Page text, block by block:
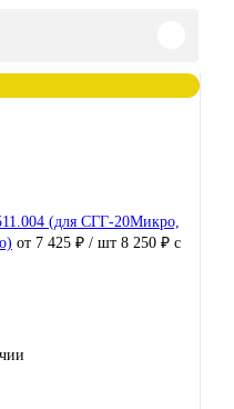
(для СГГ-20Микро,
от 7 425 ₽ / шт 8 250 ₽ с